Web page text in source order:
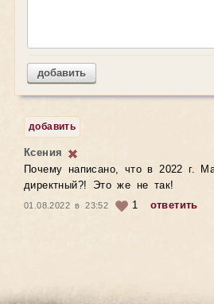
добавить
добавить
Ксения
Почему написано, что в 2022 г.
директный?! Это же не так!
01.08.2022 в 23:52 1 ответить